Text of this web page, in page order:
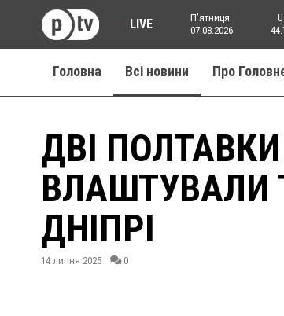
LIVE
Пʼятниця
07.08.2026
Головна Всі новини Про
ДВІ
ВЛАШТУВАЛИ
ДНІПРІ
14 липня 2025 0